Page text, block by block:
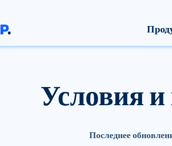
P.
Условия
Последнее